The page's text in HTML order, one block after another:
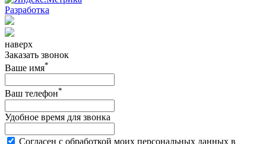
Разработка
наверх
Заказать звонок
Ваше имя*
Ваш телефон*
Удобное время для звонка
Согласен с обработкой моих персональных данных в